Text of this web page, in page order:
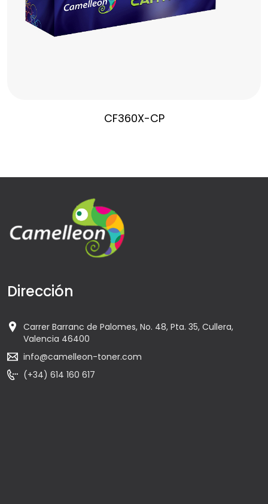
CF360X-CP
Dirección
Carrer Barranc de Palomes, No. 48, Pta. 35, Cullera,
Valencia 46400
info@camelleon-toner.com
(+34) 614 160 617